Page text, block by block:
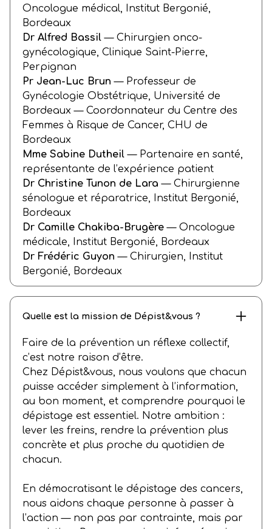
Oncologue médical, Institut Bergonié,
Bordeaux
Dr Alfred Bassil — Chirurgien onco-
gynécologique, Clinique Saint-Pierre,
Perpignan
Pr Jean-Luc Brun — Professeur de
Gynécologie Obstétrique, Université de
Bordeaux — Coordonnateur du Centre des
Femmes à Risque de Cancer, CHU de
Bordeaux
Mme Sabine Dutheil — Partenaire en santé,
représentante de l’expérience patient
Dr Christine Tunon de Lara — Chirurgienne
sénologue et réparatrice, Institut Bergonié,
Bordeaux
Dr Camille Chakiba-Brugère — Oncologue
médicale, Institut Bergonié, Bordeaux
Dr Frédéric Guyon — Chirurgien, Institut
Bergonié, Bordeaux
Quelle est la mission de Dépist&vous ?
Faire de la prévention un réflexe collectif,
c’est notre raison d’être.
Chez Dépist&vous, nous voulons que chacun
puisse accéder simplement à l’information,
au bon moment, et comprendre pourquoi le
dépistage est essentiel. Notre ambition :
lever les freins, rendre la prévention plus
concrète et plus proche du quotidien de
chacun.
En démocratisant le dépistage des cancers,
nous aidons chaque personne à passer à
l’action — non pas par contrainte, mais par